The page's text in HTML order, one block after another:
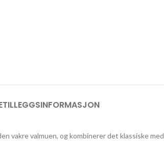
TILLEGGSINFORMASJON
vakre valmuen, og kombinerer det klassiske